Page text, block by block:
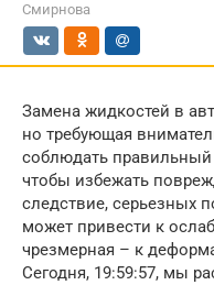
Смирнова
Замена жидкостей в
но требующая
соблюдать
чтобы избежать
следствие, серьезных
может привести к
чрезмерная – к
Сегодня, 19:59:57, мы